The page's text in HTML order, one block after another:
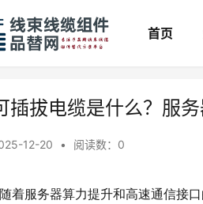
首页
插拔电缆是什么？服
12-20 • 阅读数： 0
随着服务器算力提升和高速通信接